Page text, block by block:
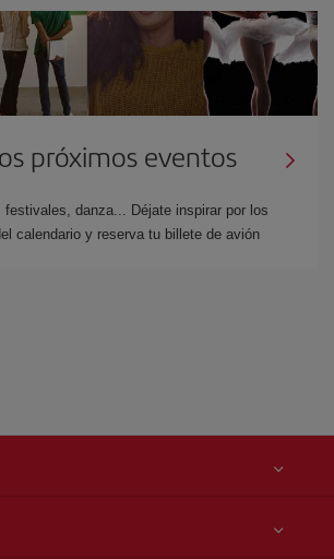
próximos eventos
festivales, danza... Déjate inspirar por los
calendario y reserva tu billete de avión